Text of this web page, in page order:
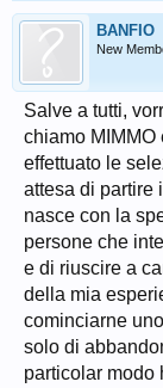
BANFIO
New
Salve a tutti,
chiamo
effettuato le
attesa di partire
nasce con la
persone che
e di riuscire a
della mia
cominciarne
solo di
particolar modo